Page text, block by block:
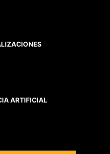
ARTIFICIAL